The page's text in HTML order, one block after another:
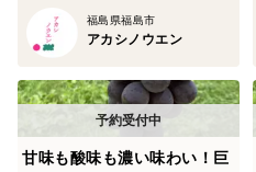
福島県福島市
アカシノウエン
甘味も酸味も濃い味わい！巨